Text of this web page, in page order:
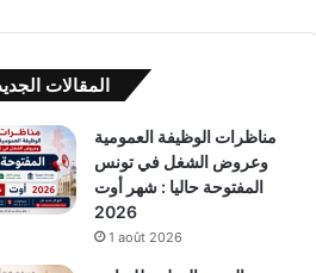
المقالات
مناظرات الوظيفة العمومية
وعروض الشغل في تونس
المفتوحة حاليا : شهر أوت
2026
1 août 2026